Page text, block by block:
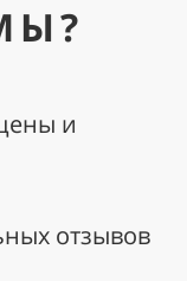
и
отзывов